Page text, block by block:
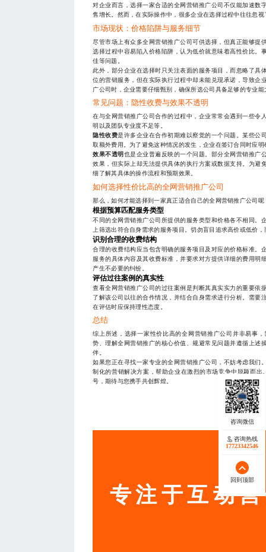
对企业而言，选择一家合适的全网营销推广公司不仅能加速数
售增长。然而，在实际操作中，很多企业在选择过程中往往忽
市场现状：价格陷阱与服务细节
尽管市场上有众多全网营销推广公司可供选择，但真正能够提
选择过程中容易陷入价格陷阱，认为低价就意味着高性价比。
佳等问题。
此外，部分企业在选择时只关注表面的服务项目，而忽略了具
位的营销服务，但在实际执行过程中却未能兑现承诺，导致企
广公司时，企业需要仔细甄别，确保所选公司具备足够的专业能
常见问题：隐性收费与效果不透明
在与全网营销推广公司合作的过程中，企业常常会遇到一些令
明以及团队专业度不足等。
隐性收费是许多企业在合作初期难以察觉的一个问题。某些公
取额外费用。为了避免这种情况的发生，企业在签订合同时应
效果不透明也是企业普遍反映的一个问题。部分全网营销推广
效果，但实际上却无法提供具体的执行方案或数据支持。为避
细了解其具体的操作流程和预期效果。
如何选择性价比高的全网营销推广公司
那么，如何才能选择到一家真正适合自己的全网营销推广公司
根据预算匹配服务类型
不同的全网营销推广公司所提供的服务类型和价格各不相同。
上筛选出符合自身需求的服务项目。切勿盲目追求高价或低价
识别合理的收费结构
合理的收费结构应当包含明确的服务项目及对应的价格标准。
服务的具体内容及其收费标准，并要求对方提供详细的费用明
产生不必要的纠纷。
评估过往案例的真实性
查看全网营销推广公司的过往案例是判断其真实实力的重要依
了解该公司以往的合作情况，并结合自身需求进行分析。需要
在评估时应保持理性态度。
总结
综上所述，选择一家性价比高的全网营销推广公司并非易事
势、理解全网营销推广的核心价值、规避常见问题并遵循上述
伴。
如果您正在寻找一家专业的全网营销推广公司，不妨考虑我们
制化的营销解决方案，帮助企业在激烈的市场竞争中脱颖而出
号，期待与您携手共创辉煌。
— THE
专注于互动
咨询热线
17723342546
回到顶部